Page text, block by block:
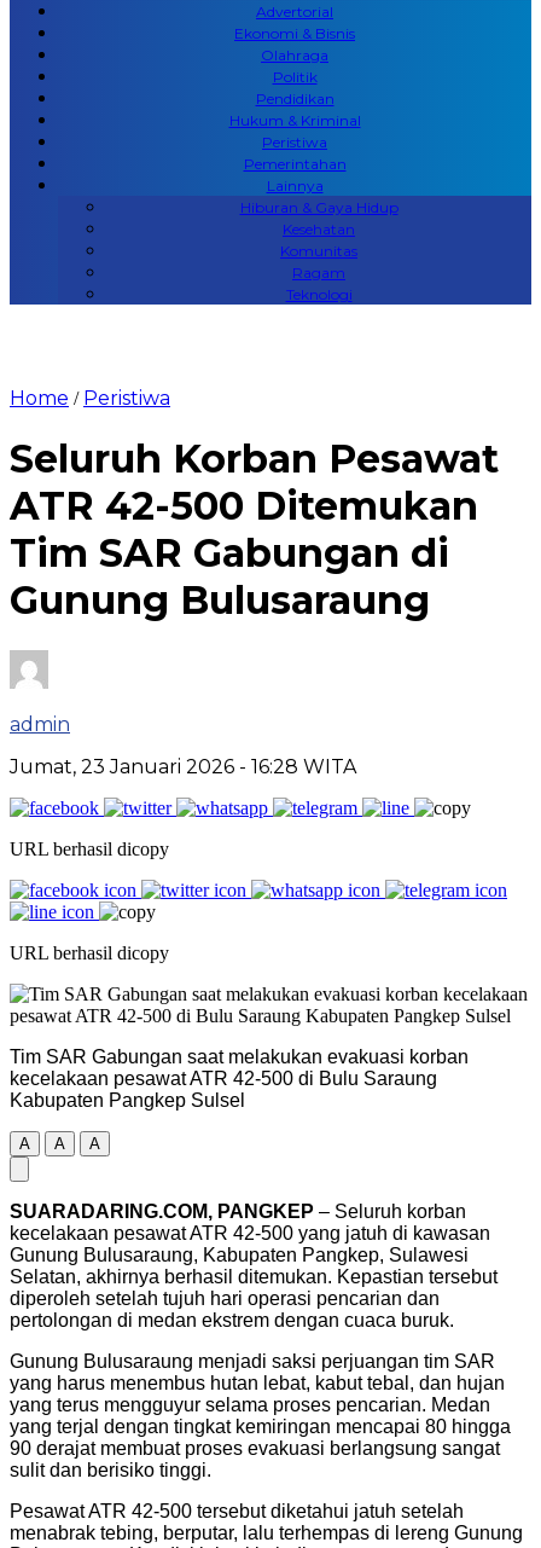
Advertorial
Ekonomi & Bisnis
Olahraga
Politik
Pendidikan
Hukum & Kriminal
Peristiwa
Pemerintahan
Lainnya
Hiburan & Gaya Hidup
Kesehatan
Komunitas
Ragam
Teknologi
Home / Peristiwa
Seluruh Korban Pesawat
ATR 42-500 Ditemukan
Tim SAR Gabungan di
Gunung Bulusaraung
admin
Jumat, 23 Januari 2026 - 16:28 WITA
URL berhasil dicopy
URL berhasil dicopy
Tim SAR Gabungan saat melakukan evakuasi korban
kecelakaan pesawat ATR 42-500 di Bulu Saraung
Kabupaten Pangkep Sulsel
A A A
SUARADARING.COM, PANGKEP – Seluruh korban
kecelakaan pesawat ATR 42-500 yang jatuh di kawasan
Gunung Bulusaraung, Kabupaten Pangkep, Sulawesi
Selatan, akhirnya berhasil ditemukan. Kepastian tersebut
diperoleh setelah tujuh hari operasi pencarian dan
pertolongan di medan ekstrem dengan cuaca buruk.
Gunung Bulusaraung menjadi saksi perjuangan tim SAR
yang harus menembus hutan lebat, kabut tebal, dan hujan
yang terus mengguyur selama proses pencarian. Medan
yang terjal dengan tingkat kemiringan mencapai 80 hingga
90 derajat membuat proses evakuasi berlangsung sangat
sulit dan berisiko tinggi.
Pesawat ATR 42-500 tersebut diketahui jatuh setelah
menabrak tebing, berputar, lalu terhempas di lereng Gunung